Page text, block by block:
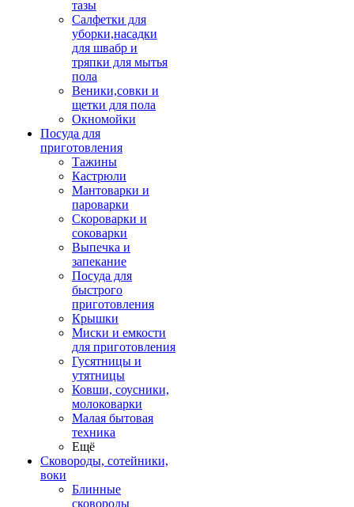
тазы
Салфетки для
уборки,насадки
для швабр и
тряпки для мытья
пола
Веники,совки и
щетки для пола
Окномойки
Посуда для
приготовления
Тажины
Кастрюли
Мантоварки и
пароварки
Скороварки и
соковарки
Выпечка и
запекание
Посуда для
быстрого
приготовления
Крышки
Миски и емкости
для приготовления
Гусятницы и
утятницы
Ковши, соусники,
молоковарки
Малая бытовая
техника
Ещё
Сковороды, сотейники,
воки
Блинные
сковороды